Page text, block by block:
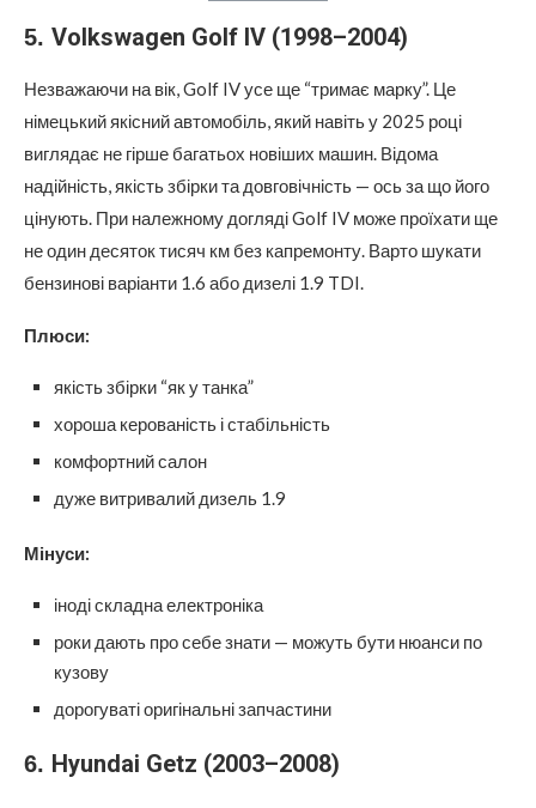
5. Volkswagen Golf IV (1998–2004)
Незважаючи на вік, Golf IV усе ще “тримає марку”. Це
німецький якісний автомобіль, який навіть у 2025 році
виглядає не гірше багатьох новіших машин. Відома
надійність, якість збірки та довговічність — ось за що його
цінують. При належному догляді Golf IV може проїхати ще
не один десяток тисяч км без капремонту. Варто шукати
бензинові варіанти 1.6 або дизелі 1.9 TDI.
Плюси:
якість збірки “як у танка”
хороша керованість і стабільність
комфортний салон
дуже витривалий дизель 1.9
Мінуси:
іноді складна електроніка
роки дають про себе знати — можуть бути нюанси по
кузову
дорогуваті оригінальні запчастини
6. Hyundai Getz (2003–2008)